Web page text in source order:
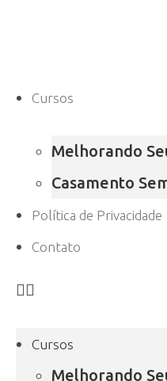
Cursos
Melhorando
Casamento
Política de Privacidade
Contato
Cursos
Melhorando